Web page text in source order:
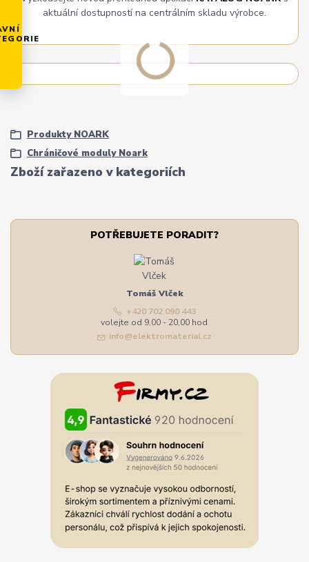
aktuální dostupností na centrálním skladu výrobce.
Zboží zařazeno v kategoriích
Produkty NOARK
Chráničové moduly Noark
POTŘEBUJETE PORADIT?
Tomáš Vlček
+420 702 090 443
volejte od 9,00 - 20,00 hod
info@elektromaterial.cz